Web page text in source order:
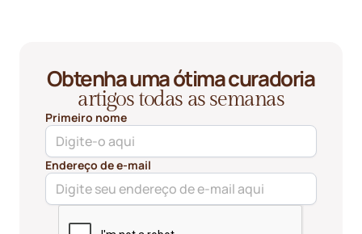
Obtenha uma ótima curadoria
artigos todas as semanas
Primeiro nome
Endereço de e-mail